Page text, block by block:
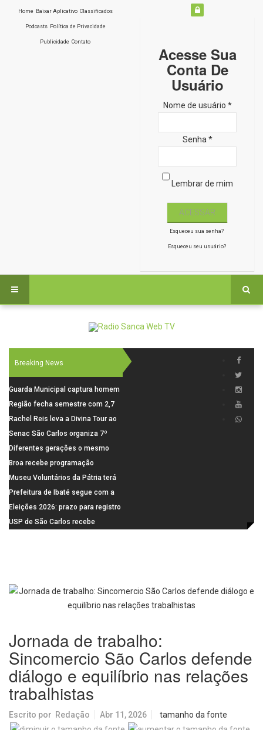
Home Baixar Aplicativo Classificados
Podcasts Política de Privacidade
Publicidade Contato
Acesse Sua
Conta De
Usuário
Nome de usuário *
Senha *
Lembrar de mim
Esqueceu sua senha?
Esqueceu seu usuário?
Breaking News
Guarda Municipal captura homem
procurado pela Justiça durante
patrulhamento em São Carlos
Região fecha semestre com 2,7
mil novosempregos e retoma
saldo positivo em junho
Rachel Reis leva a Divina Tour ao
interior de São Paulo com shows
inéditos em São Carlos e Jundiaí
Senac São Carlos organiza 7º
Fórum Internacional Senac de
Educadores com debates sobre
pensamento crítico, leitura e
diversidade
Diferentes gerações o mesmo
amor: pais do Saae contam como
a paternidade transformou suas
histórias
Broa recebe programação
esportiva com corrida, vela e
demonstração de paramotor
Museu Voluntários da Pátria terá
horário especial nesta segunda-
feira (10)
Prefeitura de Ibaté segue com a
Campanha do Agasalho segue
durante o mês de agosto
Eleições 2026: prazo para registro
de candidaturas acaba em 15 de
USP de São Carlos recebe
Jornada de trabalho:
Sincomercio São Carlos defende
diálogo e equilíbrio nas relações
trabalhistas
Escrito por Redação Abr 11, 2026 tamanho da fonte